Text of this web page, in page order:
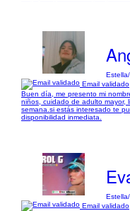
Email validado
Buen día, me presento mi
niños, cuidado de adulto mayor,
semana.si estás interesado te
disponibilidad inmediata.
Email validado